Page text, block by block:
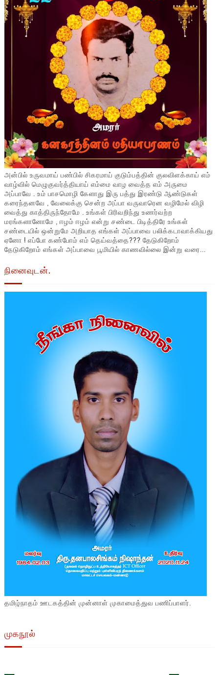
அன்பில் உருவமாய் பண்பில் சிகரமாய் குடும்பத்தின் குலவிளக்காய் எம்
வாழ்வில் மெழுகுவர்த்தியாய் எம்மை வாழ வைத்த எம் அருமை
அப்பாவே . உம் பாசமொழி கேளாது இரு பத்து இரண்டு ஆண்டுகள்
கரைந்தனவே , வேலைக்கு சென்ற அப்பா வருவாரென வழிமேல் விழி
வைத்து காத்திருந்தோமே . உங்கள் பிரிவறிந்து உணர்வற்ற
மரங்களானோமே , ஈழம் ஈழம் என்று சண்டை பிடித்திரே உங்கள்
சண்டையில் ஒன்றுமே அறியாத எங்கள் அப்பாவை பலிக்கடாவாக்கியது
ஏனோ ! எப்போ கண்போம் எம் தெய்வத்தை??? தேடுகிறோம்
தேடுகிறோம் எங்கள் அப்பாவை பூமியில் காணவில்லை இன்று வரை...
நினைவுடன்.
தமிழ்நாதம் ஊடகத்தின் முன்னாள் முகாமைத்துவ பணிப்பாளர்.
முகநூல்